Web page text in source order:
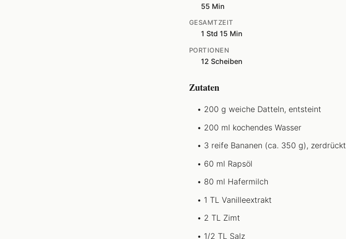
55 Min
GESAMTZEIT
1 Std 15 Min
PORTIONEN
12 Scheiben
Zutaten
200 g weiche Datteln, entsteint
200 ml kochendes Wasser
3 reife Bananen (ca. 350 g), zerdrückt
60 ml Rapsöl
80 ml Hafermilch
1 TL Vanilleextrakt
2 TL Zimt
1/2 TL Salz